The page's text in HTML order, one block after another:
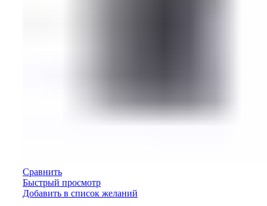
Сравнить
Быстрый просмотр
Добавить в список желаний